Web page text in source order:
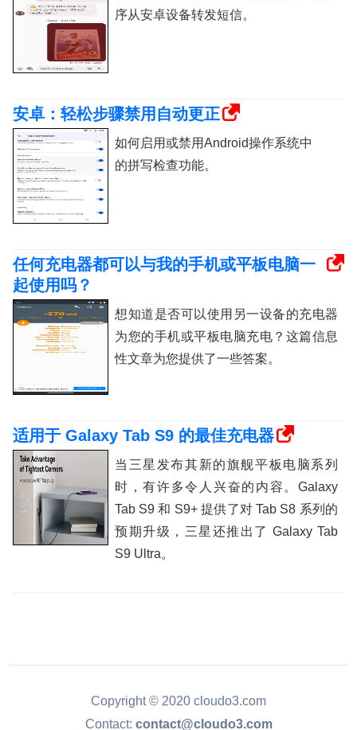
序从安卓设备转发短信。
安卓：轻松步骤禁用自动更正
如何启用或禁用Android操作系统中
的拼写检查功能。
任何充电器都可以与我的手机或平板电脑一
起使用吗？
想知道是否可以使用另一设备的充电器
为您的手机或平板电脑充电？这篇信息
性文章为您提供了一些答案。
适用于 Galaxy Tab S9 的最佳充电器
当三星发布其新的旗舰平板电脑系列
时，有许多令人兴奋的内容。Galaxy
Tab S9 和 S9+ 提供了对 Tab S8 系列的
预期升级，三星还推出了 Galaxy Tab
S9 Ultra。
Copyright © 2020 cloudo3.com
Contact: contact@cloudo3.com